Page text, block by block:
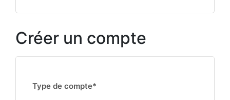
Créer un compte
Type de compte*